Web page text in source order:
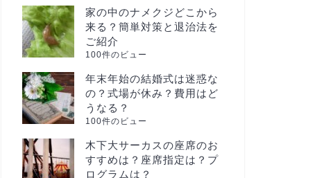
家の中のナメクジどこから
来る？簡単対策と退治法を
ご紹介
100件のビュー
年末年始の結婚式は迷惑な
の？式場が休み？費用はど
うなる？
100件のビュー
木下大サーカスの座席のお
すすめは？座席指定は？プ
ログラムは？